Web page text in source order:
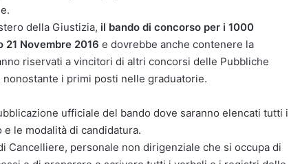
della Giustizia, il bando di concorso per i 1000
Novembre 2016 e dovrebbe anche contenere la
riservati a vincitori di altri concorsi delle Pubbliche
i primi posti nelle graduatorie.
ufficiale del bando dove saranno elencati tutti i
le modalità di candidatura.
Cancelliere, personale non dirigenziale che si occupa di